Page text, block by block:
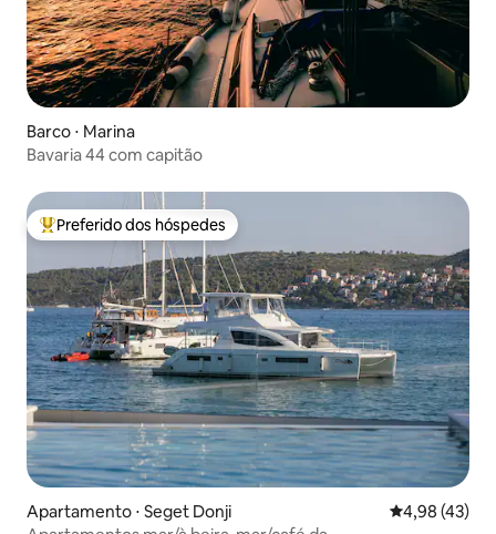
Barco ⋅ Marina
Bavaria 44 com capitão
Entre os melhores preferidos dos hóspedes
Preferido dos hóspedes
Apartamento ⋅ Seget Donji 4,98 de uma
4,98 (43)